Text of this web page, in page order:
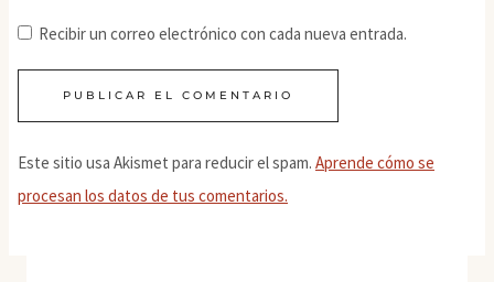
Recibir un correo electrónico con cada nueva entrada.
Este sitio usa Akismet para reducir el spam. Aprende cómo se
procesan los datos de tus comentarios.